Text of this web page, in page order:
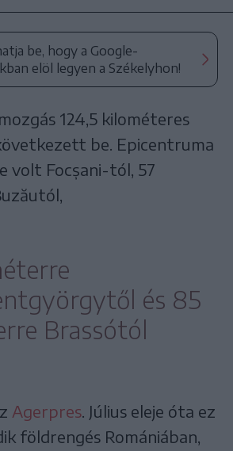
be, hogy a Google-
elöl legyen a Székelyhon!
124,5 kilométeres
be. Epicentruma
volt Focșani-tól, 57
és 85
Brassótól
Agerpres. Július eleje óta ez
földrengés Romániában,